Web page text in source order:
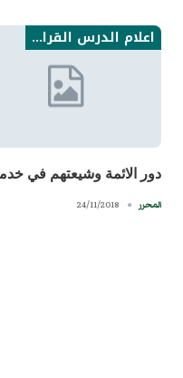
اعلام الدرس القراني من الامامية نتاجاتهم
دور الائمة وشيعتهم في
المحرر 24/11/2018